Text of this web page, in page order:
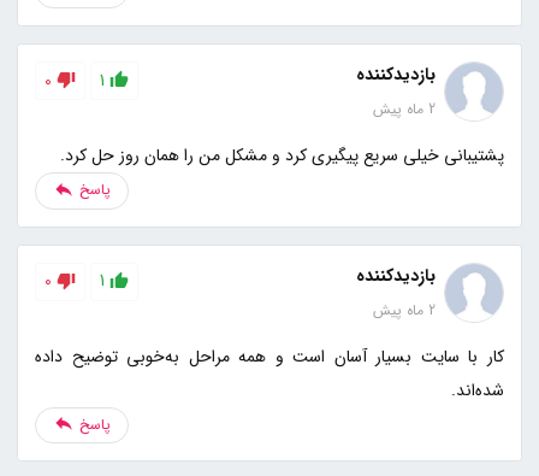
بازدیدکننده
2 ماه پیش
1
0
پشتیبانی خیلی سریع پیگیری کرد و مشکل من را همان روز حل کرد.
پاسخ
بازدیدکننده
2 ماه پیش
1
0
کار با سایت بسیار آسان است و همه مراحل به‌خوبی توضیح داده
شده‌اند.
پاسخ